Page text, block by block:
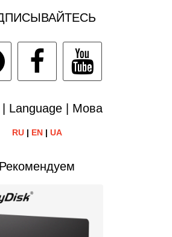
Language | Мова
RU| EN| UA
Рекомендуем